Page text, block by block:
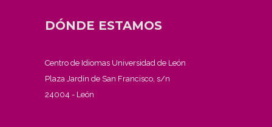
DÓNDE ESTAMOS
Centro de Idiomas Universidad de León
Plaza Jardín de San Francisco, s/n
24004 - León